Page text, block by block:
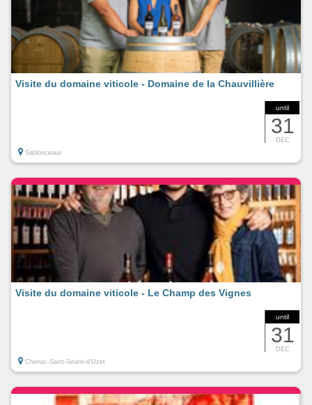
until
31
DEC
Visite du domaine viticole - Domaine de la Chauvillière
Sablonceaux
until
31
DEC
Visite du domaine viticole - Le Champ des Vignes
Chenac-Saint-Seurin-d'Uzet